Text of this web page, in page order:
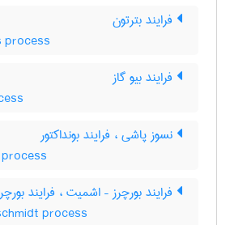
فرایند بترتون
فرایند بیو گاز
نسوز پاشی ، فرایند بونداکتور
فرایند بورچرز – اشمیت ، فرایند
process